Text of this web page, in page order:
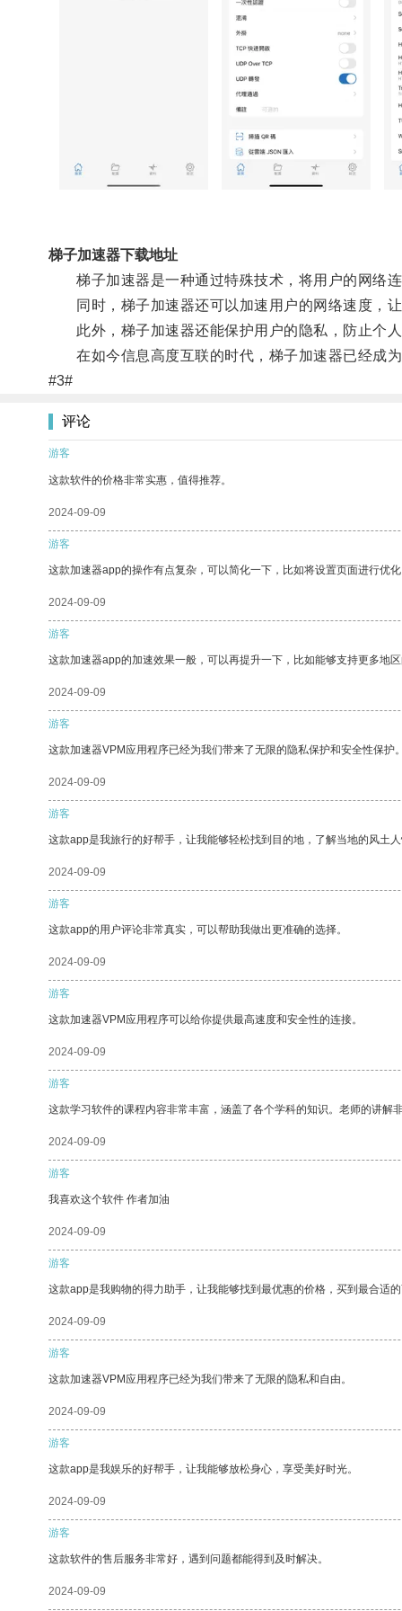
梯子加速器下载地址
梯子加速器是一种通过特殊技术，将用户的网络连
同时，梯子加速器还可以加速用户的网络速度，让
此外，梯子加速器还能保护用户的隐私，防止个
在如今信息高度互联的时代，梯子加速器已经成为
#3#
评论
游客
这款软件的价格非常实惠，值得推荐。
2024-09-09
游客
这款加速器app的操作有点复杂，可以简化一下，比如将设置页面进行优
2024-09-09
游客
这款加速器app的加速效果一般，可以再提升一下，比如能够支持更多地
2024-09-09
游客
这款加速器VPM应用程序已经为我们带来了无限的隐私保护和安全性保护
2024-09-09
游客
这款app是我旅行的好帮手，让我能够轻松找到目的地，了解当地的风土
2024-09-09
游客
这款app的用户评论非常真实，可以帮助我做出更准确的选择。
2024-09-09
游客
这款加速器VPM应用程序可以给你提供最高速度和安全性的连接。
2024-09-09
游客
这款学习软件的课程内容非常丰富，涵盖了各个学科的知识。老师的讲解
2024-09-09
游客
我喜欢这个软件 作者加油
2024-09-09
游客
这款app是我购物的得力助手，让我能够找到最优惠的价格，买到最合适
2024-09-09
游客
这款加速器VPM应用程序已经为我们带来了无限的隐私和自由。
2024-09-09
游客
这款app是我娱乐的好帮手，让我能够放松身心，享受美好时光。
2024-09-09
游客
这款软件的售后服务非常好，遇到问题都能得到及时解决。
2024-09-09